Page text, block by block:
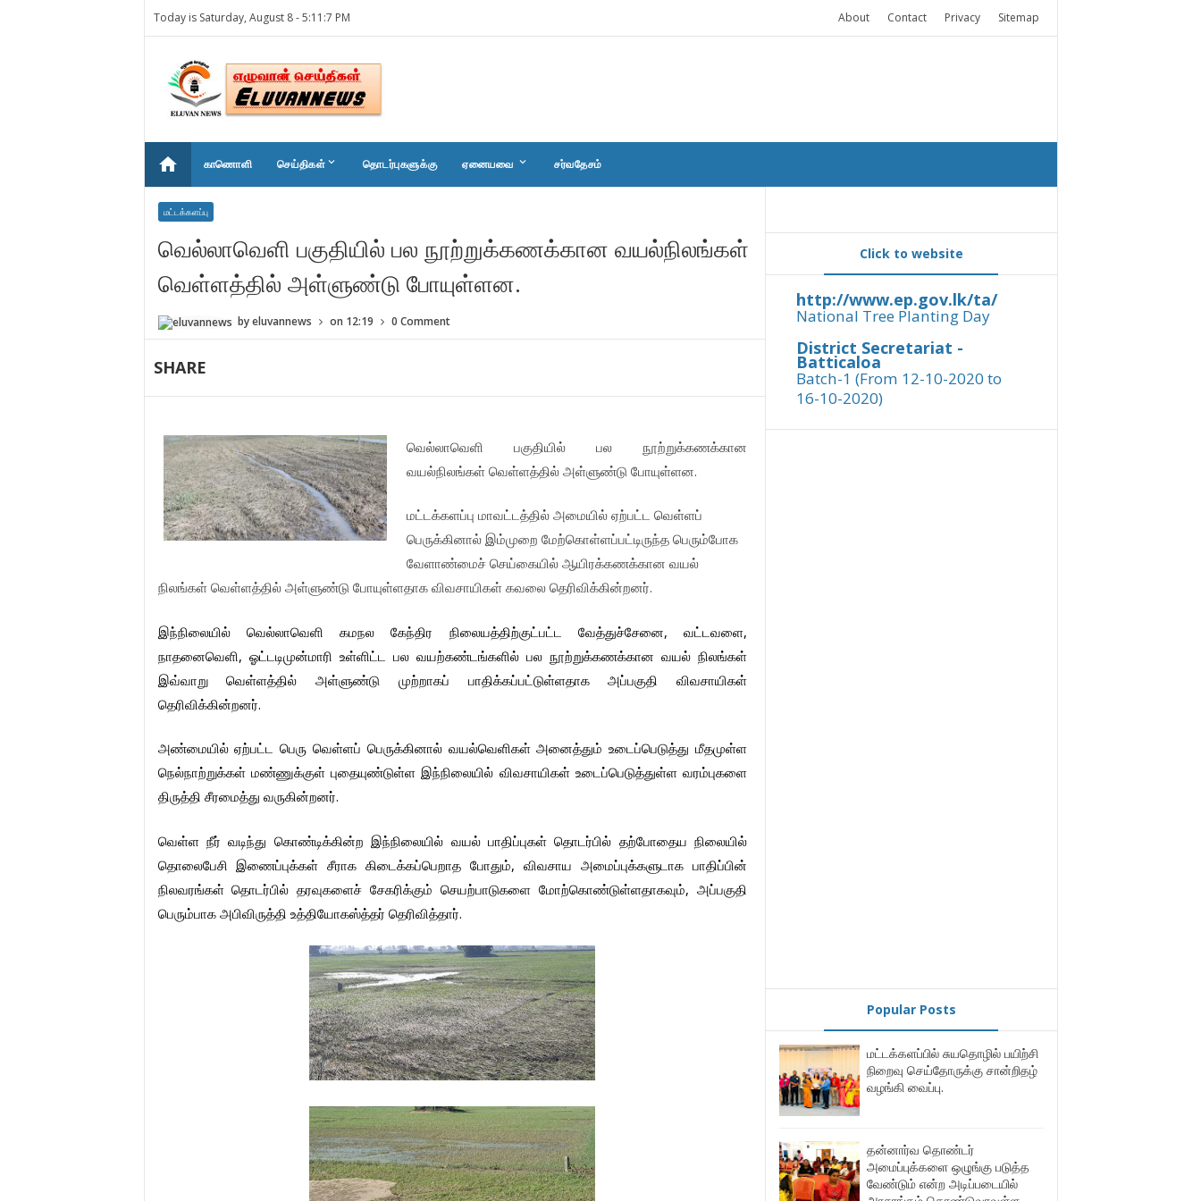
Today is Saturday, August 8 -5:11:7 PM About Contact Privacy Sitemap
home காணொளி செய்திகள் keyboard_arrow_down தொடர்புகளுக்கு ஏனையவை keyboard_arrow_down சர்வதேசம்
மட்டக்களப்பு
வெல்லாவெளி பகுதியில் பல நூற்றுக்கணக்கான வயல்நிலங்கள்
வெள்ளத்தில் அள்ளுண்டு போயுள்ளன.
byeluvannews on 12:19 0 Comment
SHARE
வெல்லாவெளி பகுதியில் பல
நூற்றுக்கணக்கான
வயல்நிலங்கள் வெள்ளத்தில் அள்ளுண்டு போயுள்ளன.
மட்டக்களப்பு மாவட்டத்தில் அமையில் ஏற்பட்ட வெள்ளப்
பெருக்கினால் இம்முறை மேற்கொள்ளப்பட்டிருந்த பெரும்போக
வேளாண்மைச் செய்கையில் ஆயிரக்கணக்கான வயல்
நிலங்கள் வெள்ளத்தில் அள்ளுண்டு போயுள்ளதாக விவசாயிகள் கவலை தெரிவிக்கின்றனர்.
இந்நிலையில் வெல்லாவெளி கமநல கேந்திர நிலையத்திற்குட்பட்ட வேத்துச்சேனை,வட்டவளை,
நாதனைவெளி, ஓட்டடிமுன்மாரி உள்ளிட்ட பல வயற்கண்டங்களில் பல நூற்றுக்கணக்கான வயல் நிலங்கள்
இவ்வாறு
வெள்ளத்தில் அள்ளுண்டு முற்றாகப் பாதிக்கப்பட்டுள்ளதாக அப்பகுதி
விவசாயிகள்
தெரிவிக்கின்றனர்.
அண்மையில் ஏற்பட்ட பெரு வெள்ளப் பெருக்கினால் வயல்வெளிகள் அனைத்தும் உடைப்பெடுத்து மீதமுள்ள
நெல்நாற்றுக்கள் மண்ணுக்குள் புதையுண்டுள்ள இந்நிலையில் விவசாயிகள் உடைப்பெடுத்துள்ள வரம்புகளை
திருத்தி சீரமைத்து வருகின்றனர்.
வெள்ள நீர் வடிந்து கொண்டிக்கின்ற இந்நிலையில் வயல் பாதிப்புகள் தொடர்பில் தற்போதைய நிலையில்
தொலைபேசி
இணைப்புக்கள் சீராக கிடைக்கப்பெறாத போதும்,விவசாய அமைப்புக்களுடாக
பாதிப்பின்
நிலவரங்கள் தொடர்பில் தரவுகளைச் சேகரிக்கும் செயற்பாடுகளை மோற்கொண்டுள்ளதாகவும்,அப்பகுதி
பெரும்பாக அபிவிருத்தி உத்தியோகஸ்த்தர் தெரிவித்தார்.
Click to website
http://www.ep.gov.lk/ta/
National Tree Planting Day
District Secretariat -
Batticaloa
Batch-1 (From 12-10-2020 to
16-10-2020)
Popular Posts
மட்டக்களப்பில் சுயதொழில் பயிற்சி
நிறைவு செய்தோருக்கு சான்றிதழ்
வழங்கி வைப்பு.
தன்னார்வ தொண்டர்
அமைப்புக்களை ஒழுங்கு படுத்த
வேண்டும் என்ற அடிப்படையில்